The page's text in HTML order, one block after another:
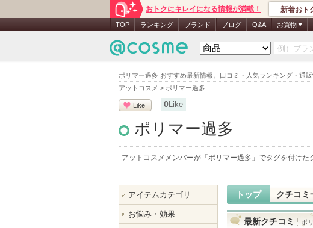
ポリマー過多 おすすめ最新情報。口コミ・人気ランキング・通販
アットコスメ > ポリマー過多
おトクにキレイになる情報が満載！ 新着おト
TOP ランキング ブランド ブログ Q&A お買物
Like 0Like
ポリマー過多
アットコスメメンバーが「 ポリマー過多 」でタグを付けた
トップ クチコミ
最新クチコミ
ポ
アイテムカテゴリ
お悩み・効果